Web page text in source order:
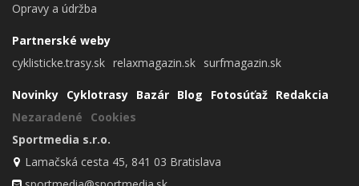
Opravy a údržba
Partnerské weby
cyklisticke.trasy.sk relaxmagazin.sk surfmagazin.sk
Novinky Cyklotrasy Bazár Blog Fotosúťaž Redakcia
Nezaradené
Cookies
Sportmedia s.r.o.
Lamačská cesta 45, 841 03 Bratislava